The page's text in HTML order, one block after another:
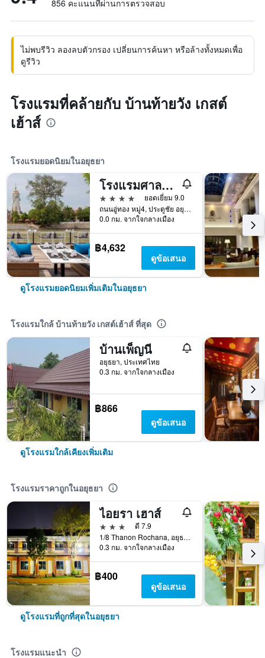
856 คะแนนที่ผ่านการตรวจสอบ
ไม่พบรีวิว ลองลบตัวกรอง เปลี่ยนการค้นหา หรือล้างทั้งหมดเพื่อ
ดูรีวิว
โรงแรมที่คล้ายกับ บ้านท้ายวัง เกสต์
เฮ้าส์
โรงแรมยอดนิยมในอยุธยา
โรงแรมศาลา อยุธยา
4 ดาว
ยอดเยี่ยม 9.0
ถนนอู่ทอง หมู่4, ประตูชัย อยุธยา, อยุธยา, ประเทศไทย
0.0 กม. จากใจกลางเมือง
฿4,632
ดูข้อเสนอ
ดูโรงแรมยอดนิยมเพิ่มเติมในอยุธยา
โรงแรมใกล้ บ้านท้ายวัง เกสต์เฮ้าส์ ที่สุด
บ้านเพ็ญนี
อยุธยา, ประเทศไทย
0.3 กม. จากใจกลางเมือง
฿866
ดูข้อเสนอ
ดูโรงแรมใกล้เคียงเพิ่มเติม
โรงแรมราคาถูกในอยุธยา
ไอยรา เฮาส์
3 ดาว
ดี 7.9
1/8 Thanon Rochana, อยุธยา, ประเทศไทย
0.3 กม. จากใจกลางเมือง
฿400
ดูข้อเสนอ
ดูโรงแรมที่ถูกที่สุดในอยุธยา
โรงแรมแนะนำ